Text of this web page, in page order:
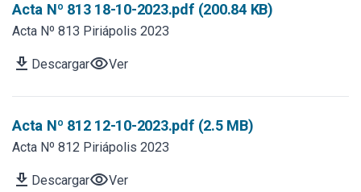
Acta Nº 813 18-10-2023.pdf (200.84 KB)
Acta Nº 813 Piriápolis 2023
download DescargarvisibilityVer
Acta Nº 812 12-10-2023.pdf (2.5 MB)
Acta Nº 812 Piriápolis 2023
download DescargarvisibilityVer